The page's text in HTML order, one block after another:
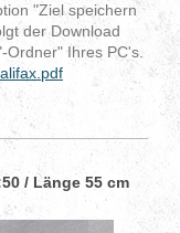
"Ziel speichern
der Download
Ihres PC's.
/ Länge 55 cm